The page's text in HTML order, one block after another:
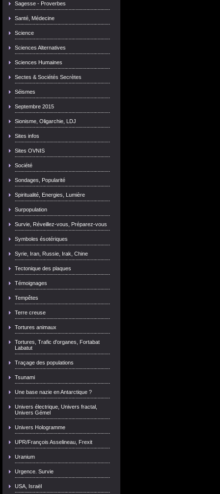
Sagesse - Proverbes
Santé, Médecine
Science
Sciences Alternatives
Sciences Humaines
Sectes & Sociétés Secrètes
Séismes
Septembre 2015
Sionisme, Oligarchie, LDJ
Sites infos
Sites OVNIS
Société
Sondages, Popularité
Spiritualité, Energies, Lumière
Surpopulation
Survie, Réveillez-vous, Préparez-vous
Symboles ésotériques
Syrie, Iran, Russie, Irak, Chine
Tectonique des plaques
Témoignages
Tempêtes
Terre creuse
Tortures animaux
Tortures, Trafic d'organes, Fortabat
Labatut
Traçage des populations
Tsunami
Une base nazie en Antarctique ?
Univers électrique, Univers fractal,
Univers Gémel
Univers Hologramme
UPR/François Asselineau, Frexit
Uranium
Urgence. Survie
USA, Israël